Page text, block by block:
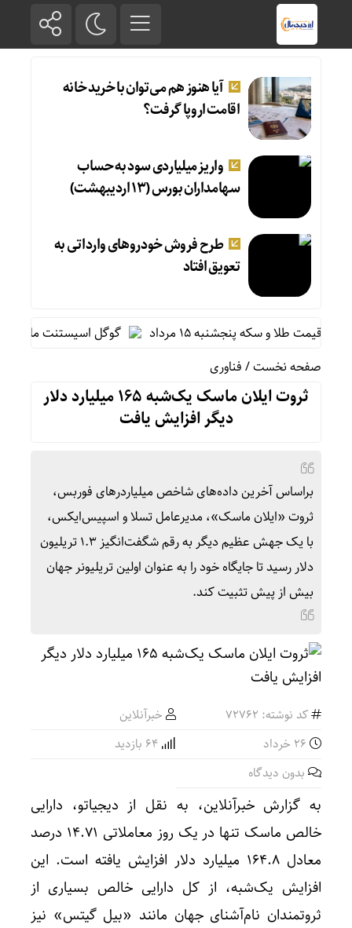
آیا هنوز هم می‌توان با خرید خانه
اقامت اروپا گرفت؟
واریز میلیاردی سود به حساب
سهامداران بورس (۱۳ اردیبهشت)
طرح فروش خودروهای وارداتی به
تعویق افتاد
قیمت طلا و سکه پنجشنبه ۱۵ مرداد
گوگل اسیستنت ماه آینده
صفحه نخست/فناوری
ثروت ایلان ماسک یک‌شبه ۱۶۵ میلیارد دلار
دیگر افزایش یافت
براساس آخرین داده‌های شاخص میلیاردرهای فوربس،
ثروت «ایلان ماسک»، مدیرعامل تسلا و اسپیس‌ایکس،
با یک جهش عظیم دیگر به رقم شگفت‌انگیز ۱.۳ تریلیون
دلار رسید تا جایگاه خود را به عنوان اولین تریلیونر جهان
بیش از پیش تثبیت کند.
کد نوشته: 72762
خبرآنلاین
بدون دیدگاه
به گزارش خبرآنلاین، به نقل از دیجیاتو، دارایی
خالص ماسک تنها در یک روز معاملاتی ۱۴.۷۱ درصد
معادل ۱۶۴.۸ میلیارد دلار افزایش یافته است. این
افزایش یک‌شبه، از کل دارایی خالص بسیاری از
ثروتمندان نام‌آشنای جهان مانند «بیل گیتس» نیز